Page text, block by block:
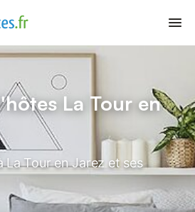
La Tour en
Tour en Jarez et ses